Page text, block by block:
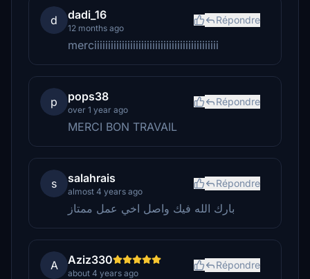
d dadi_16
12 months ago
Répondre
merciiiiiiiiiiiiiiiiiiiiiiiiiiiiiiiiiiiiiiiiiiiii
p pops38
over 1 year ago
Répondre
MERCI BON TRAVAIL
s salahrais
almost 4 years ago
Répondre
بارك الله فيك واصل اخي عمل ممتاز
A Aziz330
about 4 years ago
Répondre